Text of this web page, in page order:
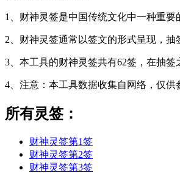
1、财神灵签是中国传统文化中一种重要
2、财神灵签通常以签文的形式呈现，
3、本工具的财神灵签共有62签，在抽签
4、注意：本工具数据收集自网络，仅供
所有灵签：
财神灵签第1签
财神灵签第2签
财神灵签第3签